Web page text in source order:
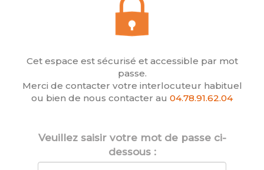
Cet espace est sécurisé et accessible par mot
passe.
Merci de contacter votre interlocuteur habituel
ou bien de nous contacter au 04.78.91.62.04
Veuillez saisir votre mot de passe ci-
dessous :